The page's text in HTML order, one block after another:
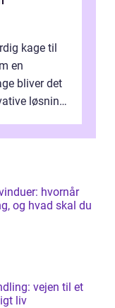
kage til
en
bliver det
løsning
hvornår
og hvad skal du
vejen til et
liv